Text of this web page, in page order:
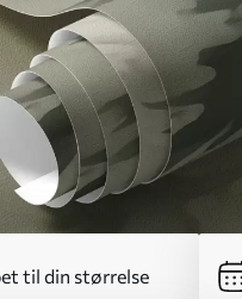
til din størrelse